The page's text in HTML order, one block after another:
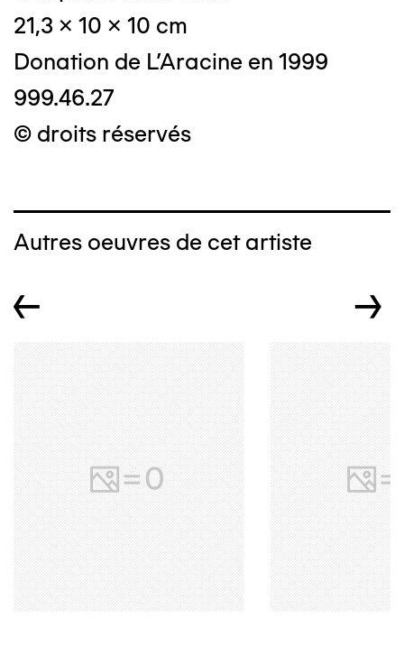
21,3 x 10 x 10 cm
Donation de L'Aracine en 1999
999.46.27
© droits réservés
Autres oeuvres de cet artiste
← →